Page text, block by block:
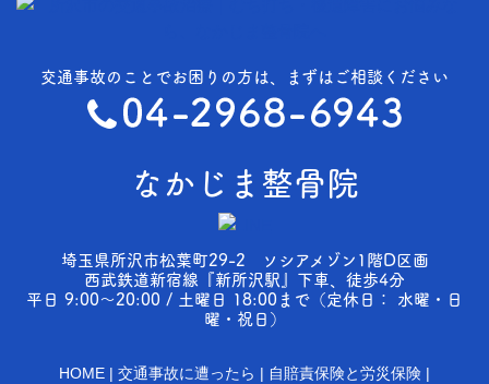
交通事故のことでお困りの方は、まずはご相談ください
なかじま整骨院
埼玉県所沢市松葉町29-2 ソシアメゾン1階D区画
西武鉄道新宿線『新所沢駅』下車、徒歩4分
平日 9:00～20:00 / 土曜日 18:00まで（定休日： 水曜・日
曜・祝日）
HOME 交通事故に遭ったら
自賠責保険と労災保険